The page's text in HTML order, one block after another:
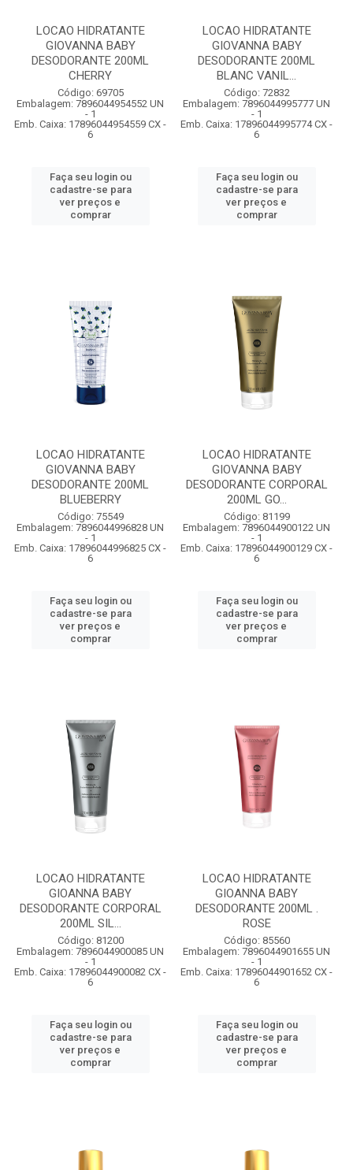
LOCAO HIDRATANTE
GIOVANNA BABY
DESODORANTE 200ML
CHERRY
Código: 69705
Embalagem: 7896044954552 UN
- 1
Emb. Caixa: 17896044954559 CX -
6
Faça seu login ou
cadastre-se para
ver preços e
comprar
LOCAO HIDRATANTE
GIOVANNA BABY
DESODORANTE 200ML
BLANC VANIL...
Código: 72832
Embalagem: 7896044995777 UN
- 1
Emb. Caixa: 17896044995774 CX -
6
Faça seu login ou
cadastre-se para
ver preços e
comprar
LOCAO HIDRATANTE
GIOVANNA BABY
DESODORANTE 200ML
BLUEBERRY
Código: 75549
Embalagem: 7896044996828 UN
- 1
Emb. Caixa: 17896044996825 CX -
6
Faça seu login ou
cadastre-se para
ver preços e
comprar
LOCAO HIDRATANTE
GIOVANNA BABY
DESODORANTE CORPORAL
200ML GO...
Código: 81199
Embalagem: 7896044900122 UN
- 1
Emb. Caixa: 17896044900129 CX -
6
Faça seu login ou
cadastre-se para
ver preços e
comprar
LOCAO HIDRATANTE
GIOANNA BABY
DESODORANTE CORPORAL
200ML SIL...
Código: 81200
Embalagem: 7896044900085 UN
- 1
Emb. Caixa: 17896044900082 CX -
6
Faça seu login ou
cadastre-se para
ver preços e
comprar
LOCAO HIDRATANTE
GIOANNA BABY
DESODORANTE 200ML .
ROSE
Código: 85560
Embalagem: 7896044901655 UN
- 1
Emb. Caixa: 17896044901652 CX -
6
Faça seu login ou
cadastre-se para
ver preços e
comprar